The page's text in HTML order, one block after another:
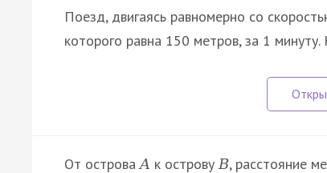
Поезд, двигаясь равномерно со
которого равна 150 метров, за 1
От островаA к островуB, расстояние